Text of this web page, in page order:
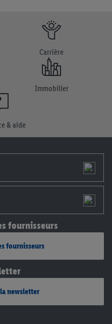
Carrière
Immobilier
& aide
fournisseurs
fournisseurs
newsletter